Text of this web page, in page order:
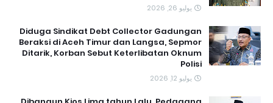
يوليو 26, 2026
Diduga Sindikat Debt Collector Gadungan
Beraksi di Aceh Timur dan Langsa, Sepmor
Ditarik, Korban Sebut Keterlibatan Oknum
Polisi
يوليو 12, 2026